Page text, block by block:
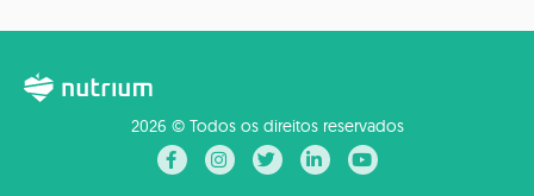
2026 © Todos os direitos reservados